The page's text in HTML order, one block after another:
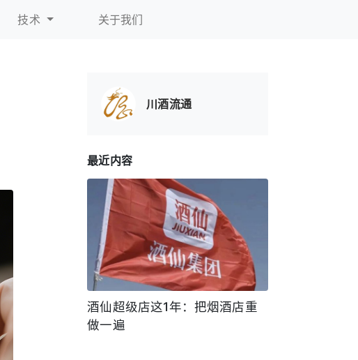
技术 关于我们
川酒流通
最近内容
酒仙超级店这1年：把烟酒店重
做一遍